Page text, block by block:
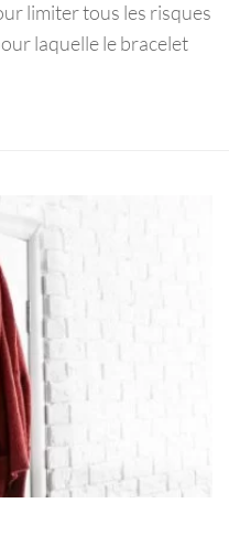
limiter tous les risques
laquelle le bracelet